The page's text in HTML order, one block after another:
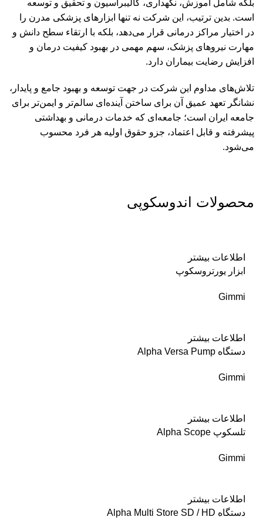
بلکه شامل آموزش، نگهداری، کالیبراسیون و تحقیق و توسعه
است. بدین ترتیب، این شرکت نه تنها ابزارهای پزشکی مدرن را
در اختیار مراکز درمانی قرار می‌دهد، بلکه با ارتقاء سطح دانش و
مهارت نیروهای پزشک، سهم مهمی در بهبود کیفیت درمان و
افزایش رضایت بیماران دارد.
تلاش‌های مداوم این شرکت در جهت توسعه و بهبود جامع و پایدار،
نشانگر تعهد عمیق آن برای ساختن آینده‌ای سالم‌تر و ایمن‌تر برای
جامعه ایران است؛ جامعه‌ای که خدمات درمانی و بهداشتی
پیشرفته و قابل اعتماد، جزو حقوق اولیه هر فرد محسوب
می‌شود.
محصولات اندوسکوپی
اطلاعات بیشتر
ابزار یورتروسکوپ
Gimmi
اطلاعات بیشتر
دستگاه Alpha Versa Pump
Gimmi
اطلاعات بیشتر
تلسکوپ Alpha Scope
Gimmi
اطلاعات بیشتر
دستگاه Alpha Multi Store SD / HD